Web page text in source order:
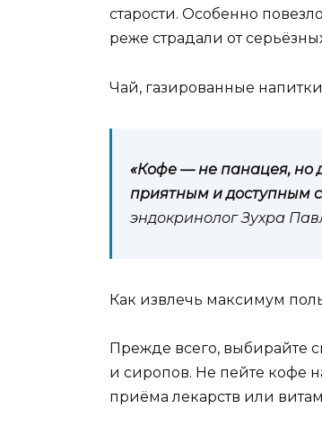
старости. Особенно
реже страдали от
Чай, газированные
«Кофе — не панацея, но
приятным и доступным
эндокринолог Зухра
Как извлечь максимум
Прежде всего, выбирайте
и сиропов. Не пейте кофе
приёма лекарств или